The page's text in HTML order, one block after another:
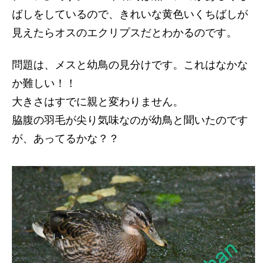
ばしをしているので、きれいな黄色いくちばしが
見えたらオスのエクリプスだとわかるのです。
問題は、メスと幼鳥の見分けです。これはなかな
か難しい！！
大きさはすでに親と変わりません。
脇腹の羽毛が尖り気味なのが幼鳥と聞いたのです
が、あってるかな？？